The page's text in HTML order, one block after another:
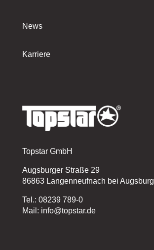
News
Karriere
Topstar GmbH
Augsburger Straße 29
86863 Langenneufnach bei Augsburg
Tel.: 08239 789-0
Mail: info@topstar.de